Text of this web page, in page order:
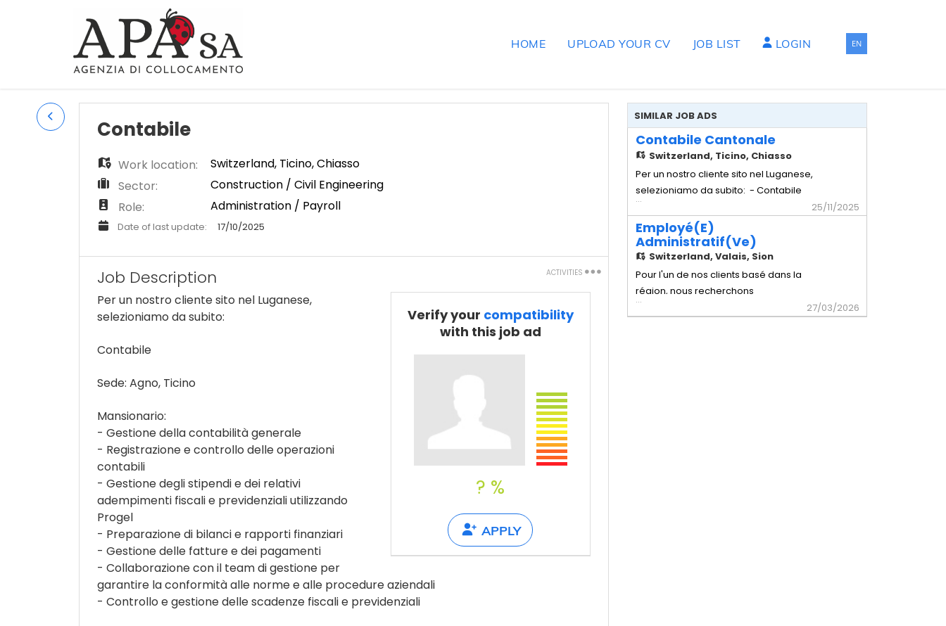
HOME UPLOAD YOUR CV JOB LIST LOGIN EN
Contabile
Work location: Switzerland, Ticino,Chiasso
Sector:
Construction / Civil Engineering
Role:
Administration / Payroll
Date of last update: 17/10/2025
ACTIVITIES
Print
Tell a friend
Job Description
Verify your compatibility
with this job ad
? %
APPLY
Per un nostro cliente sito nel Luganese,
selezioniamo da subito:
Contabile
Sede: Agno, Ticino
Mansionario:
- Gestione della contabilità generale
- Registrazione e controllo delle operazioni
contabili
- Gestione degli stipendi e dei relativi
adempimenti fiscali e previdenziali utilizzando
Progel
- Preparazione di bilanci e rapporti finanziari
- Gestione delle fatture e dei pagamenti
- Collaborazione con il team di gestione per
garantire la conformità alle norme e alle procedure aziendali
- Controllo e gestione delle scadenze fiscali e previdenziali
SIMILAR JOB ADS
Contabile Cantonale
Switzerland, Ticino, Chiasso
Per un nostro cliente sito nel Luganese,
selezioniamo da subito: - Contabile
Cantonale Mansionario - Tenuta della
contabilità generale e analitica
dell'azienda - Predisposizione del
bilancio e rendiconti vari finanziari -
Gestione della fatturazione e del
pagamento dei fornitori - Gestione degli
...
25/11/2025
Employé(e)
Administratif(ve)
Switzerland, Valais, Sion
Pour l'un de nos clients basé dans la
région, nous recherchons
immédiatement un(e) : Employé(e)
...
27/03/2026